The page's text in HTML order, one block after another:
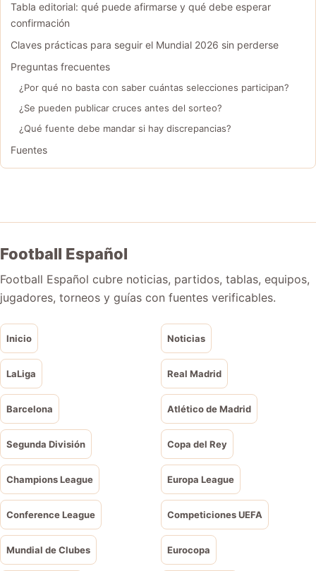
Tabla editorial: qué puede afirmarse y qué debe esperar
confirmación
Claves prácticas para seguir el Mundial 2026 sin perderse
Preguntas frecuentes
¿Por qué no basta con saber cuántas selecciones participan?
¿Se pueden publicar cruces antes del sorteo?
¿Qué fuente debe mandar si hay discrepancias?
Fuentes
Football Español
Football Español cubre noticias, partidos, tablas, equipos,
jugadores, torneos y guías con fuentes verificables.
Inicio Noticias
LaLiga Real Madrid
Barcelona Atlético de Madrid
Segunda División Copa del Rey
Champions League Europa League
Conference League Competiciones UEFA
Mundial de Clubes Eurocopa